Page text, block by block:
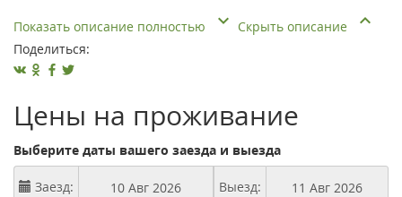
Показать описание полностью
Скрыть описание
Поделиться:
Цены на проживание
Выберите даты вашего заезда и выезда
Заезд:
Выезд: